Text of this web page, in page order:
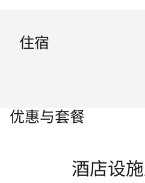
住宿
优惠与套餐
酒店设